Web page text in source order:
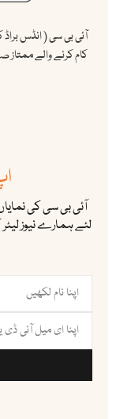
آئی بی سی ( انڈس
کام کرنے والے ممتاز
آئی بی سی کی
لئے ہمارے نیوز